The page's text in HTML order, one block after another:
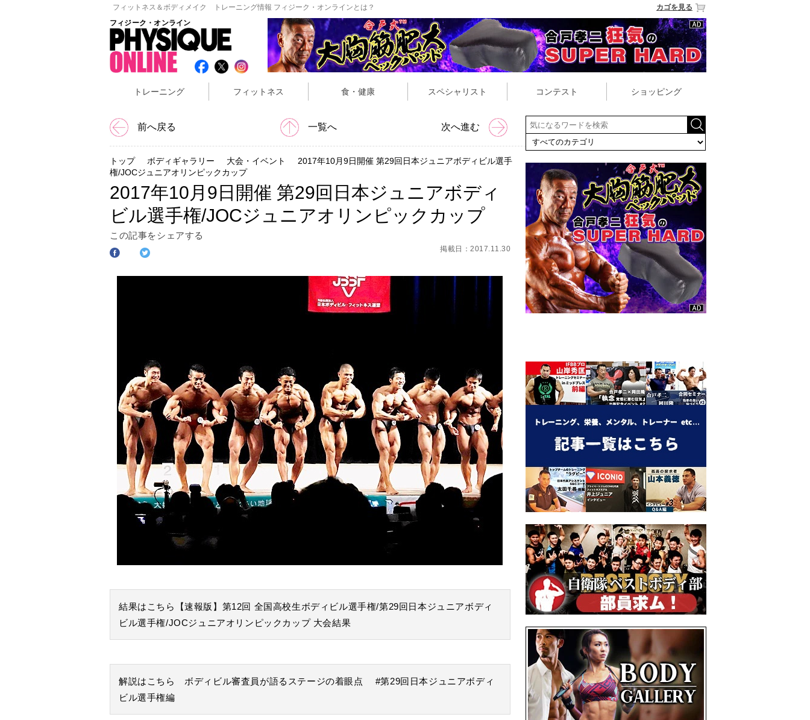
フィットネス＆ボディメイク トレーニング情報 フィジーク・オンラインとは？
カゴを見る
フィジーク・オンライン
トレーニング フィットネス 食・健康 スペシャリスト コンテスト ショッピング
前へ戻る 一覧へ 次へ進む
トップ ボディギャラリー 大会・イベント
2017年10月9日開催 第29回日本ジュニアボディビル選手
権/JOCジュニアオリンピックカップ
2017年10月9日開催 第29回日本ジュニアボディ
ビル選手権/JOCジュニアオリンピックカップ
この記事をシェアする
掲載日：2017.11.30
結果はこちら【速報版】第12回 全国高校生ボディビル選手権/第29回日本ジュニアボディ
ビル選手権/JOCジュニアオリンピックカップ 大会結果
解説はこちら ボディビル審査員が語るステージの着眼点 #第29回日本ジュニアボディ
ビル選手権編